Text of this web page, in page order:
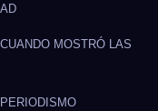
MOSTRÓ LAS